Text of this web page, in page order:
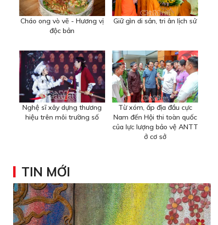
Cháo ong vò vẽ - Hương vị
độc bản
Giữ gìn di sản, tri ân lịch sử
Nghệ sĩ xây dựng thương
hiệu trên môi trường số
Từ xóm, ấp địa đầu cực
Nam đến Hội thi toàn quốc
của lực lượng bảo vệ ANTT
ở cơ sở
TIN MỚI